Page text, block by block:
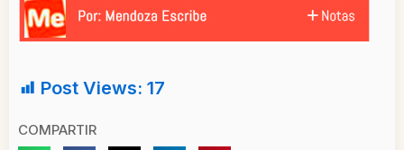
Post Views: 17
COMPARTIR